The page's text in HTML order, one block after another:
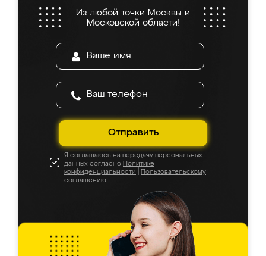
Из любой точки Москвы и
Московской области!
Отправить
Я соглашаюсь на передачу персональных
данных согласно Политике
конфиденциальности
Пользовательскому
соглашению